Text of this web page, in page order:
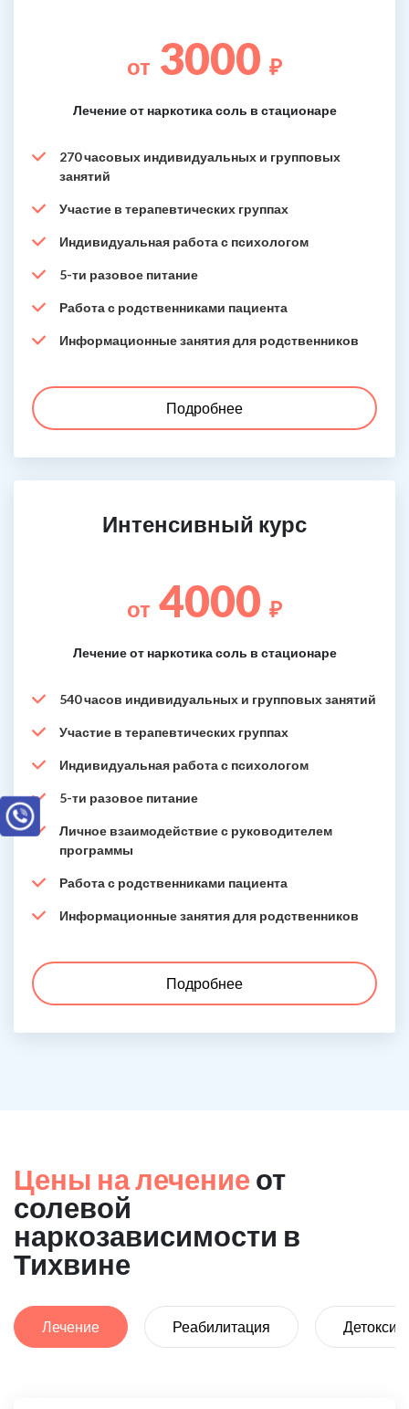
от 3000 ₽
Лечение от наркотика соль в стационаре
270 часовых индивидуальных и групповых
занятий
Участие в терапевтических группах
Индивидуальная работа с психологом
5-ти разовое питание
Работа с родственниками пациента
Информационные занятия для родственников
Подробнее
Интенсивный курс
от 4000 ₽
Лечение от наркотика соль в стационаре
540 часов индивидуальных и групповых занятий
Участие в терапевтических группах
Индивидуальная работа с психологом
5-ти разовое питание
Личное взаимодействие с руководителем
программы
Работа с родственниками пациента
Информационные занятия для родственников
Подробнее
Цены на лечение от
солевой
наркозависимости в
Тихвине
Лечение Реабилитация